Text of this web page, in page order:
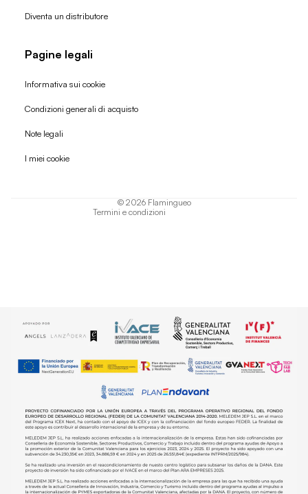
Diventa un distributore
Pagine legali
Informativa sui cookie
Condizioni generali di acquisto
Note legali
I miei cookie
© 2026 Flamingueo
Termini e condizioni
Politica di rimborso